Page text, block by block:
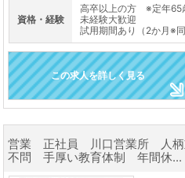
資格・経験
高卒以上の方 ※定年65
未経験大歓迎
試用期間あり（2か月※同
この求人を詳しく見る
営業 正社員 川口営業所 人
不問 手厚い教育体制 年間休...